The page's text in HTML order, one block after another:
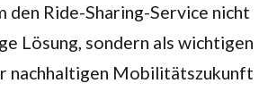
den Ride-Sharing-Service nicht
Lösung, sondern als wichtigen
nachhaltigen Mobilitätszukunft